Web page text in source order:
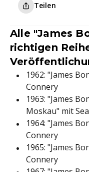
Teilen
Alle "James
richtigen
1962: "James
Connery
1963: "James
Moskau" mit
1964: "James
Connery
1965: "James
Connery